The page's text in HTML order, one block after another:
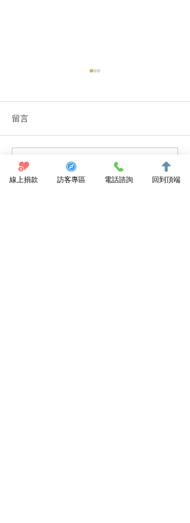
【投書】在宅醫療的關鍵
不是「 24 小時無休」，
留言
撰寫留言......
線上捐款 訪客專區 電話諮詢 回到頂端